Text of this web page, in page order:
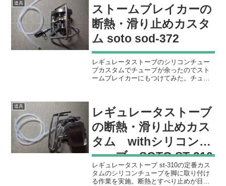
イタリアのメーカーだそう...
道具
ストームブレイカーの
断熱・滑り止めカスタ
ム soto sod-372
レギュレータストーブのシリコンチュー
ブカスタムでチューブが余ったのでスト
ームブレイカーにもつけてみた。チュー
の感じに仕上...
道具
レギュレータストーブ
の断熱・滑り止めカス
タム withシリコンチ
ューブ SOTO ST-310
レギュレータストーブ st-310の定番カス
タムのシリコンチューブを脚に取り付け
る作業を実施。断熱とすべり止めが目的